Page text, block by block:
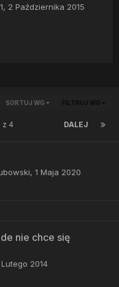
, 2 Października 2015
SORTUJ WG FILTRUJ WG
DALEJ
z 4
, 1 Maja 2020
nie chce się
Lutego 2014